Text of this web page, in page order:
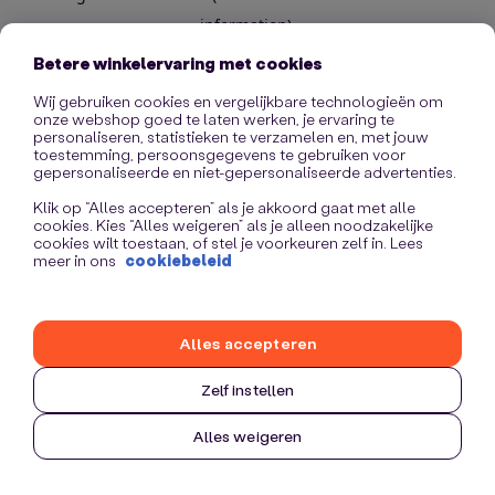
information).
Betere winkelervaring met cookies
Wij gebruiken cookies en vergelijkbare technologieën om
onze webshop goed te laten werken, je ervaring te
personaliseren, statistieken te verzamelen en, met jouw
toestemming, persoonsgegevens te gebruiken voor
gepersonaliseerde en niet-gepersonaliseerde advertenties.
Klik op “Alles accepteren” als je akkoord gaat met alle
cookies. Kies “Alles weigeren” als je alleen noodzakelijke
cookies wilt toestaan, of stel je voorkeuren zelf in. Lees
meer in ons cookiebeleid
Zelf instellen
Alles weigeren
Alles accepteren